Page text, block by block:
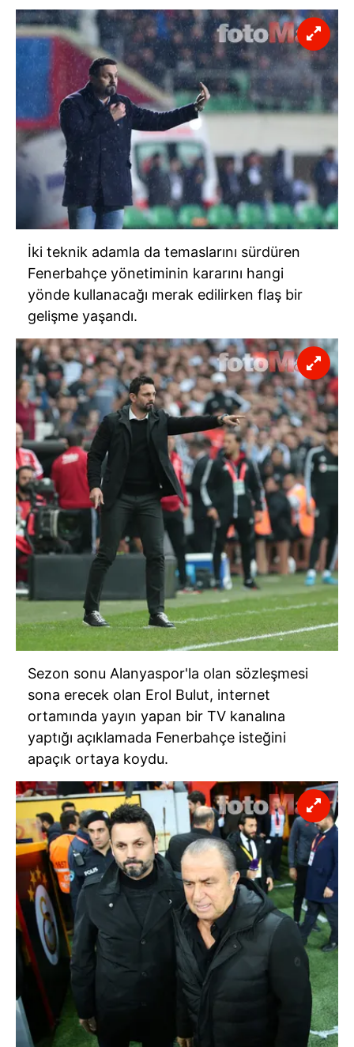
İki teknik adamla da temaslarını sürdüren
Fenerbahçe yönetiminin kararını hangi
yönde kullanacağı merak edilirken flaş bir
gelişme yaşandı.
Sezon sonu Alanyaspor'la olan sözleşmesi
sona erecek olan Erol Bulut, internet
ortamında yayın yapan bir TV kanalına
yaptığı açıklamada Fenerbahçe isteğini
apaçık ortaya koydu.